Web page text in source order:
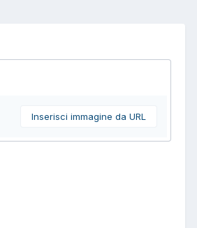
Inserisci immagine da URL